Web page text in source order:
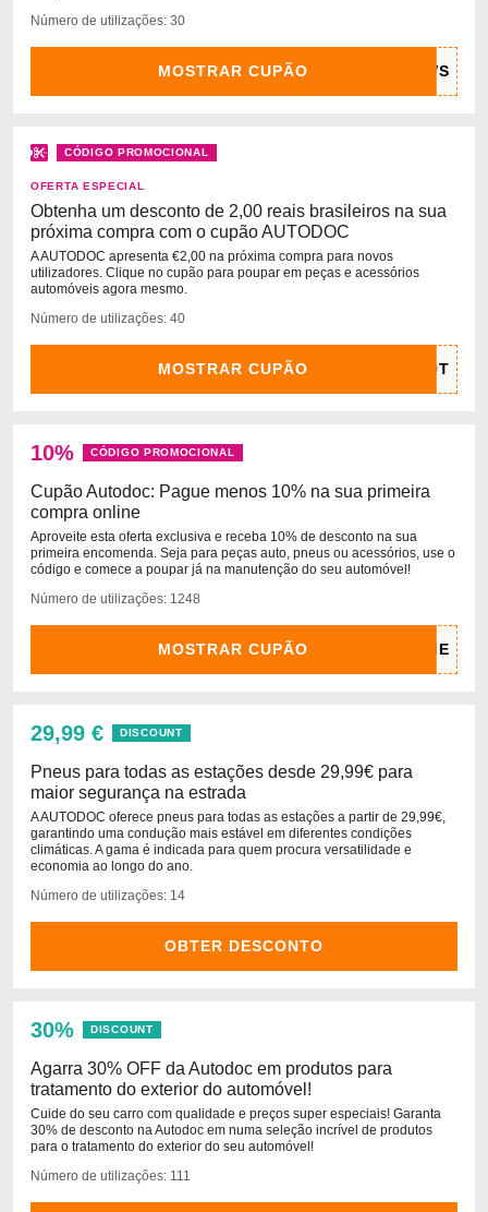
Número de utilizações: 30
MOSTRAR CUPÃO
CÓDIGO PROMOCIONAL
OFERTA ESPECIAL
Obtenha um desconto de 2,00 reais brasileiros na sua
próxima compra com o cupão AUTODOC
A AUTODOC apresenta €2,00 na próxima compra para novos
utilizadores. Clique no cupão para poupar em peças e acessórios
automóveis agora mesmo.
Número de utilizações: 40
MOSTRAR CUPÃO
10% CÓDIGO PROMOCIONAL
Cupão Autodoc: Pague menos 10% na sua primeira
compra online
Aproveite esta oferta exclusiva e receba 10% de desconto na sua
primeira encomenda. Seja para peças auto, pneus ou acessórios, use o
código e comece a poupar já na manutenção do seu automóvel!
Número de utilizações: 1248
MOSTRAR CUPÃO
29,99 € DISCOUNT
Pneus para todas as estações desde 29,99€ para
maior segurança na estrada
A AUTODOC oferece pneus para todas as estações a partir de 29,99€,
garantindo uma condução mais estável em diferentes condições
climáticas. A gama é indicada para quem procura versatilidade e
economia ao longo do ano.
Número de utilizações: 14
OBTER DESCONTO
30% DISCOUNT
Agarra 30% OFF da Autodoc em produtos para
tratamento do exterior do automóvel!
Cuide do seu carro com qualidade e preços super especiais! Garanta
30% de desconto na Autodoc em numa seleção incrível de produtos
para o tratamento do exterior do seu automóvel!
Número de utilizações: 111